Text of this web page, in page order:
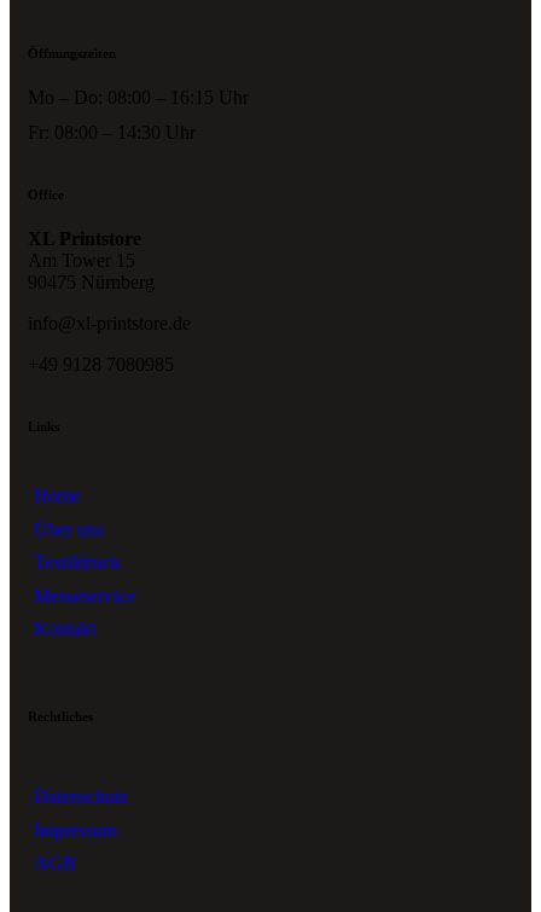
Öffnungszeiten
Mo – Do: 08:00 – 16:15 Uhr
Fr: 08:00 – 14:30 Uhr
Office
XL Printstore
Am Tower 15
90475 Nürnberg
info@xl-printstore.de
+49 9128 7080985
Links
Home
Über uns
Textildruck
Messeservice
Kontakt
Rechtliches
Datenschutz
Impressum
AGB